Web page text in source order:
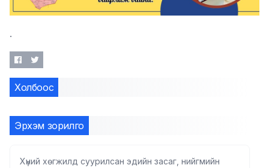
.
Холбоос
Эрхэм зорилго
Хүний хөгжилд суурилсан эдийн засаг, нийгмийн